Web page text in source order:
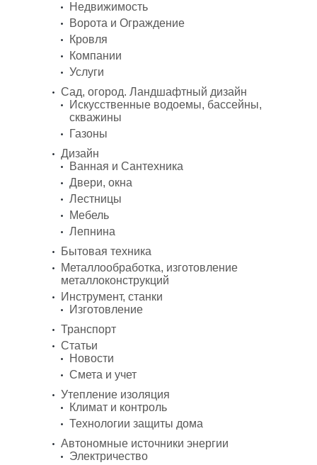
Недвижимость
Ворота и Ограждение
Кровля
Компании
Услуги
Сад, огород. Ландшафтный дизайн
Искусственные водоемы, бассейны,
скважины
Газоны
Дизайн
Ванная и Сантехника
Двери, окна
Лестницы
Мебель
Лепнина
Бытовая техника
Металлообработка, изготовление
металлоконструкций
Инструмент, станки
Изготовление
Транспорт
Статьи
Новости
Смета и учет
Утепление изоляция
Климат и контроль
Технологии защиты дома
Автономные источники энергии
Электричество